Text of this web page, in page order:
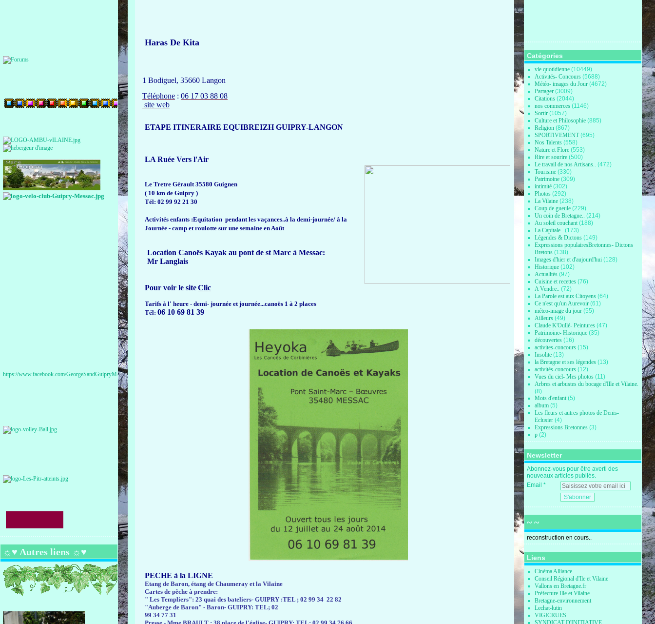
https://www.facebook.com/GeorgeSandGuipryMessac
☼♥ Autres liens ☼♥
Haras De Kita
1 Bodiguel, 35660 Langon
Téléphone :06 17 03 88 08
site web
ETAPE ITINERAIRE EQUIBREIZH GUIPRY-LANGON
LA Ruée Vers l'Air
Le Tretre Gérault 35580 Guignen
( 10 km de Guipry )
Tél: 02 99 92 21 30
Activités enfants :Equitation pendant les vaçances..à la demi-journée/ à la
Journée - camp et roulotte sur une semaine en Août
Location Canoës Kayak au pont de st Marc à Messac:
Mr Langlais
Pour voir le siteClic
Tarifs à l' heure - demi- journée et journée...canoës 1 à 2 places
Tél:06 10 69 81 39
PECHE à la LIGNE
Etang de Baron, étang de Chaumeray et la Vilaine
Cartes de pêche à prendre:
" Les Templiers": 23 quai des bateliers- GUIPRY :TEL ; 02 99 34 22 82
"Auberge de Baron" - Baron- GUIPRY: TEL; 02
99 34 77 31
Catégories
vie quotidienne (10449)
Activités- Concours (5688)
Météo- images du Jour (4672)
Partager (3009)
Citations (2044)
nos commerces (1146)
Sortir (1057)
Culture et Philosophie (885)
Religion (867)
SPORTIVEMENT(695)
Nos Talents (558)
Nature et Flore (553)
Rire et sourire (500)
Le travail de nos Artisans.. (472)
Tourisme (330)
Patrimoine (309)
intimité (302)
Photos (292)
La Vilaine (238)
Coup de gueule (229)
Un coin de Bretagne.. (214)
Au soleil couchant (188)
La Capitale.. (173)
Légendes & Dictons (149)
Expressions populairesBretonnes- Dictons
Bretons (138)
Images d'hier et d'aujourd'hui (128)
Historique (102)
Actualités (97)
Cuisine et recettes (76)
A Vendre.. (72)
La Parole est aux Citoyens (64)
Ce n'est qu'un Aurevoir (61)
méteo-image du jour (55)
Ailleurs (49)
Claude K'Oullé- Peintures (47)
Patrimoine- Historique (35)
découvertes (16)
activites-concours (15)
Insolite (13)
la Bretagne et ses légendes (13)
activités-concours (12)
Vues du ciel- Mes photos (11)
Arbres et arbustes du bocage d'Ille et Vilaine.
(8)
Mots d'enfant (5)
album (5)
Les fleurs et autres photos de Denis-
Eclusier (4)
Expressions Bretonnes (3)
p (2)
Newsletter
Abonnez-vous pour être averti des
nouveaux articles publiés.
Email
~ ~
reconstruction en cours..
Liens
Cinéma Alliance
Conseil Régional d'Ile et Vilaine
Vallons en Bretagne.fr
Préfecture Ille et Vilaine
Bretagne-environnement
Lechat-lutin
VIGICRUES
SYNDICAT D'INITIATIVE